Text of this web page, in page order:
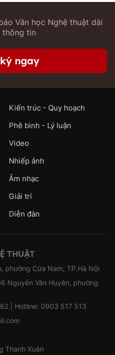
Văn học Nghệ thuật dài
thông tin
ngay
Kiến trúc - Quy hoạch
Phê bình - Lý luận
Video
Nhiếp ảnh
Âm nhạc
Giải trí
Diễn đàn
THUẬT
phường Cửa Nam, TP.Hà Nội
Nguyễn Văn Huyên, phường
| Hotline: 0903 517 513
Thanh Xuân